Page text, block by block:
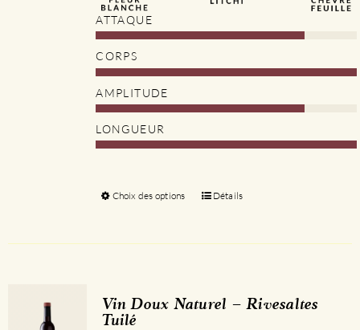
ATTAQUE
CORPS
AMPLITUDE
LONGUEUR
Choix des options
Ce
options
Détails
Vin Doux Naturel – Rivesaltes
Tuilé